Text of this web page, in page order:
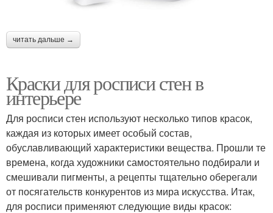
читать дальше →
Краски для росписи стен в
интерьере
Для росписи стен используют несколько типов красок,
каждая из которых имеет особый состав,
обуславливающий характеристики вещества. Прошли те
времена, когда художники самостоятельно подбирали и
смешивали пигменты, а рецепты тщательно оберегали
от посягательств конкурентов из мира искусства. Итак,
для росписи применяют следующие виды красок: